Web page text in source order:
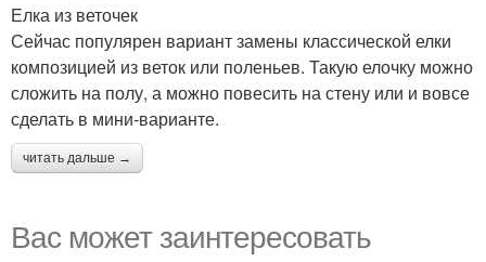
Елка из веточек
Сейчас популярен вариант замены классической елки
композицией из веток или поленьев. Такую елочку можно
сложить на полу, а можно повесить на стену или и вовсе
сделать в мини-варианте.
читать дальше →
Вас может заинтересовать